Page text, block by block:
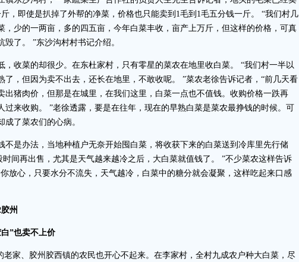
，即使是扒掉了外帮的净菜，价格也只能卖到1毛到1毛五分钱一斤。 “我们村几
，少的一两亩，多的四五亩，今年白菜丰收，亩产上万斤，但这样的价格，可真
毁了。 ”东沙沟村村书记介绍。
收菜的却很少。在东杜家村，只有零星的菜农在地里收白菜。 “我们村一半以
了，但因为卖不出去，还长在地里，不敢收呢。 ”菜农老徐告诉记者，“前几天看
出猪肉价，但那是在城里，在我们这里，白菜一点也不值钱。收购价格一跌再
过来收购。 ”老徐透露，要是在往年，现在的早熟白菜是菜农最挣钱的时候。可
成了菜农们的心病。
是办法，当地种植户无奈开始囤白菜，将收获下来的白菜送到冷库里先行储
时间再出售，尤其是天气越来越冷之后，大白菜就值钱了。 ”不少菜农这样告诉
放心，只要水分不流失，天气越冷，白菜中的糖分就会凝聚，这样吃起来口感
州
”也卖不上价
家、胶州胶西镇的农民也开心不起来。在李家村，全村九成农户种大白菜，尽